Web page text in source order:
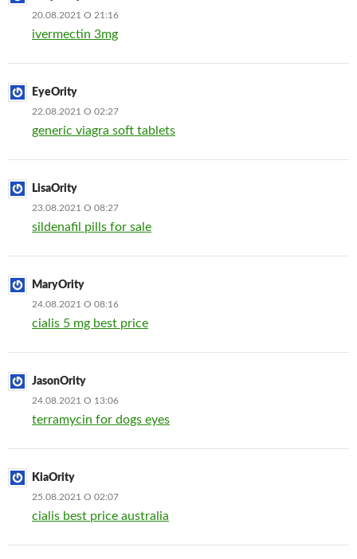
20.08.2021 О 21:16
ivermectin 3mg
EyeOrity
22.08.2021 О 02:27
generic viagra soft tablets
LisaOrity
23.08.2021 О 08:27
sildenafil pills for sale
MaryOrity
24.08.2021 О 08:16
cialis 5 mg best price
JasonOrity
24.08.2021 О 13:06
terramycin for dogs eyes
KiaOrity
25.08.2021 О 02:07
cialis best price australia